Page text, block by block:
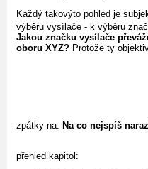
Každý takovýto pohled je
výběru vysílače - k výběru
Jakou značku vysílače
oboru XYZ? Protože ty
zpátky na: Na co nejspíš
přehled kapitol: